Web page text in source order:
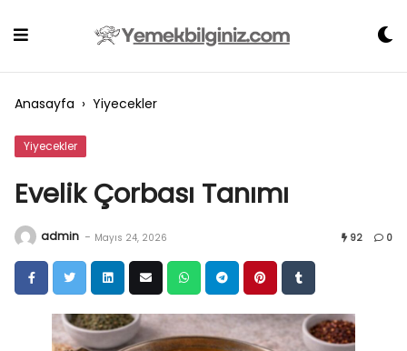
Anasayfa › Yiyecekler
Yiyecekler
Evelik Çorbası Tanımı
admin - Mayıs 24, 2026 92 0